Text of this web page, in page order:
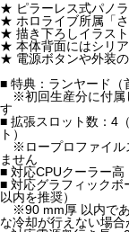
★ ピラーレス式パノ
★ ホロライブ所属「
★ 描き下ろしイラス
★ 本体背面にはシリ
★ 電源ボタンや外装
■ 特典：ランヤード（
※初回生産分に付属
す
■ 拡張スロット数：4
ト）
※ロープロファイル
ません
■ 対応CPUクーラー高
■ 対応グラフィック
以内を推奨）
※90 mm厚 以内であ
な冷却が行えない場合